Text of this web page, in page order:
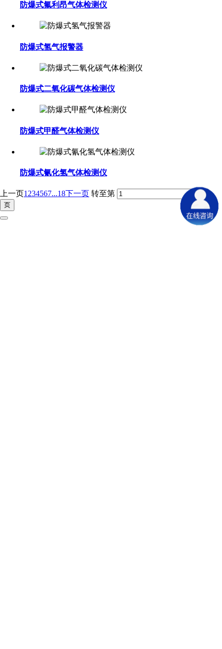
防爆式氟利昂气体检测仪
防爆式氢气报警器
防爆式二氧化碳气体检测仪
防爆式甲醛气体检测仪
防爆式氰化氢气体检测仪
上一页 1234567...18 下一页 转至第